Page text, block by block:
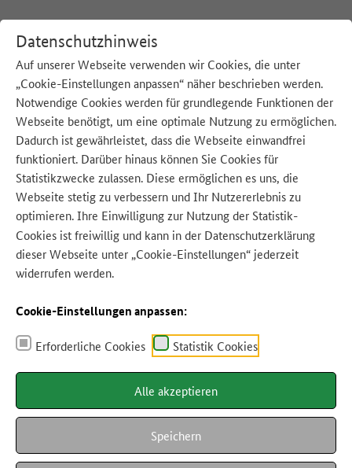
Datenschutzhinweis
Auf unserer Webseite verwenden wir Cookies, die unter
„Cookie-Einstellungen anpassen“ näher beschrieben werden.
Notwendige Cookies werden für grundlegende Funktionen der
Webseite benötigt, um eine optimale Nutzung zu ermöglichen.
Dadurch ist gewährleistet, dass die Webseite einwandfrei
funktioniert. Darüber hinaus können Sie Cookies für
Statistikzwecke zulassen. Diese ermöglichen es uns, die
Webseite stetig zu verbessern und Ihr Nutzererlebnis zu
optimieren. Ihre Einwilligung zur Nutzung der Statistik-
Cookies ist freiwillig und kann in der Datenschutzerklärung
dieser Webseite unter „Cookie-Einstellungen“ jederzeit
widerrufen werden.
Cookie-Einstellungen anpassen:
Erforderliche Cookies Statistik Cookies
Alle akzeptieren
Speichern
:Startseite Tipps für zu Hause Reste-Rezepte Äpfel und Birnen
#restereloaded: Äpfel und Birnen
Was kochen mit zu vielen oder alten und schrumpeligen Äpfeln oder
Birnen?
#ResteReloaded-Tutorial: Äpfeln und Birnen